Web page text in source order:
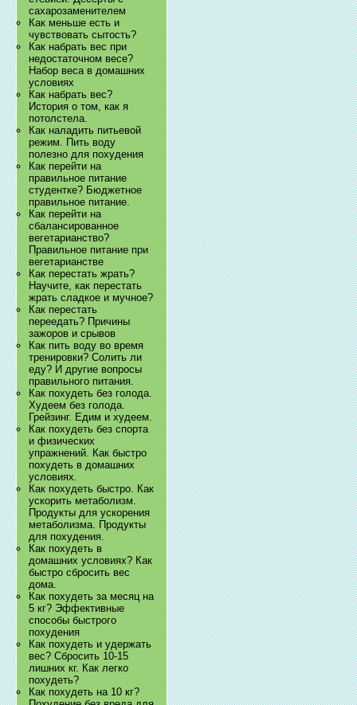
сахарозаменителем
Как меньше есть и
чувствовать сытость?
Как набрать вес при
недостаточном весе?
Набор веса в домашних
условиях
Как набрать вес?
История о том, как я
потолстела.
Как наладить питьевой
режим. Пить воду
полезно для похудения
Как перейти на
правильное питание
студентке? Бюджетное
правильное питание.
Как перейти на
сбалансированное
вегетарианство?
Правильное питание при
вегетарианстве
Как перестать жрать?
Научите, как перестать
жрать сладкое и мучное?
Как перестать
переедать? Причины
зажоров и срывов
Как пить воду во время
тренировки? Солить ли
еду? И другие вопросы
правильного питания.
Как похудеть без голода.
Худеем без голода.
Грейзинг. Едим и худеем.
Как похудеть без спорта
и физических
упражнений. Как быстро
похудеть в домашних
условиях.
Как похудеть быстро. Как
ускорить метаболизм.
Продукты для ускорения
метаболизма. Продукты
для похудения.
Как похудеть в
домашних условиях? Как
быстро сбросить вес
дома.
Как похудеть за месяц на
5 кг? Эффективные
способы быстрого
похудения
Как похудеть и удержать
вес? Сбросить 10-15
лишних кг. Как легко
похудеть?
Как похудеть на 10 кг?